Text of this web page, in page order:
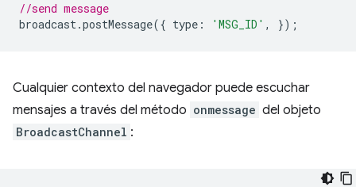
//send message
broadcast.postMessage({ type : 'MSG_ID' , });
Cualquier contexto del navegador puede escuchar
mensajes a través del método onmessage del objeto
BroadcastChannel :